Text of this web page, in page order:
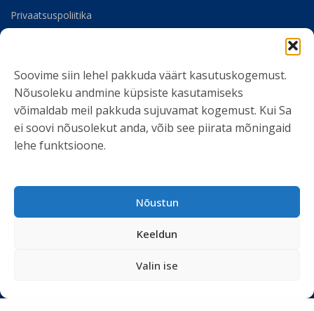
Soovime siin lehel pakkuda väärt kasutuskogemust.
Nõusoleku andmine küpsiste kasutamiseks
võimaldab meil pakkuda sujuvamat kogemust. Kui Sa
ei soovi nõusolekut anda, võib see piirata mõningaid
lehe funktsioone.
Nõustun
Keeldun
Valin ise
Privaatsuspoliitika
SOTSIAALMEEDIA
Ole kursis meie tegemistega. Peame kinni